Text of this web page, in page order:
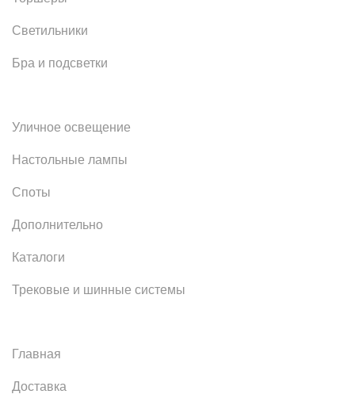
Светильники
Бра и подсветки
Уличное освещение
Настольные лампы
Споты
Дополнительно
Каталоги
Трековые и шинные системы
Главная
Доставка